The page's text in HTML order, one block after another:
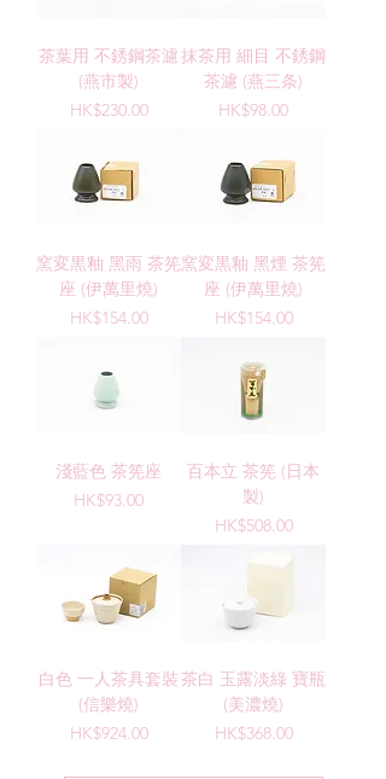
茶葉用 不銹鋼茶濾
(燕市製)
Price
HK$230.00
抹茶用 細目 不銹鋼
茶濾 (燕三条)
Price
HK$98.00
窯変黒釉 黑雨 茶筅
座 (伊萬里燒)
Price
HK$154.00
窯変黒釉 黑煙 茶筅
座 (伊萬里燒)
Price
HK$154.00
淺藍色 茶筅座
Price
HK$93.00
百本立 茶筅 (日本
製)
Price
HK$508.00
白色 一人茶具套裝
(信樂燒)
Price
HK$924.00
茶白 玉露淡綠 寶瓶
(美濃燒)
Price
HK$368.00